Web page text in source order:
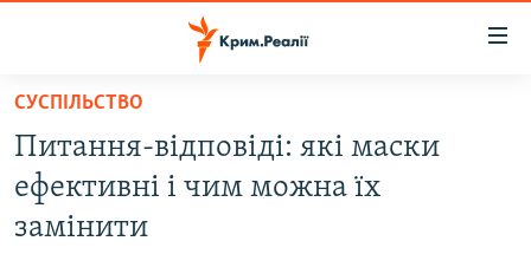
Перейти
основного
матеріалу
Перейти
до
ВОДА.КРИМ
ВІДЕО ТА ФОТО
СУСПІЛЬСТВО
Питання-відповіді: які маски
ефективні і чим можна їх
замінити